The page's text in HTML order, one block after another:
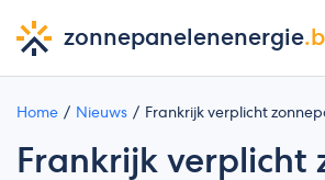
zonnepanelenenergie
Home Nieuws Frankrijk verplicht
Frankrijk verplicht